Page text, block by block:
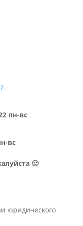
пн-вс
вс
🙂
юридического